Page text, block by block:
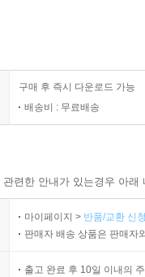
구매 후 즉시 다운로드 가능
배송비 : 무료배송
련한 안내가 있는경우 아
마이페이지 > 반품/교환 신
판매자 배송 상품은 판매자
출고 완료 후 10일 이내의